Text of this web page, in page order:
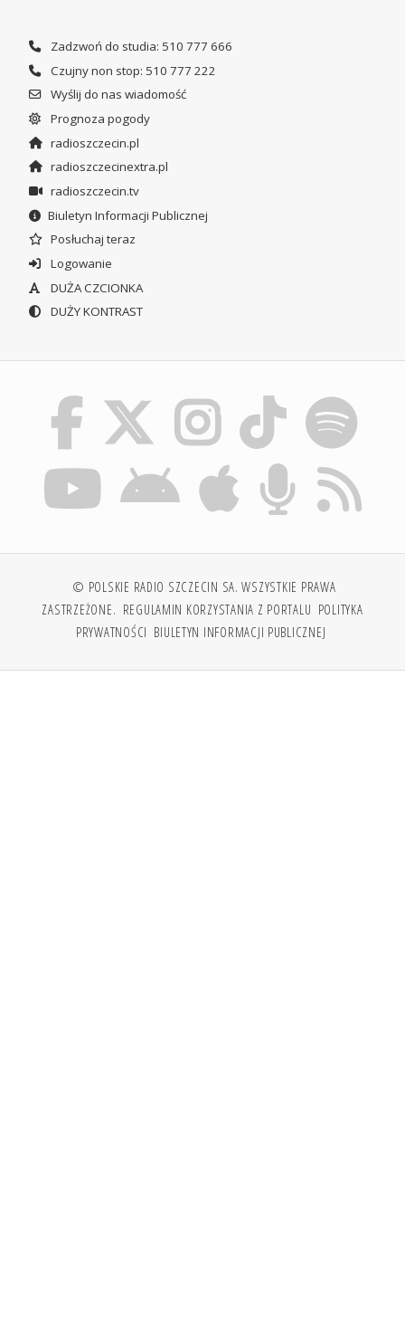
Zadzwoń do studia: 510 777 666
Czujny non stop: 510 777 222
Wyślij do nas wiadomość
Prognoza pogody
radioszczecin.pl
radioszczecinextra.pl
radioszczecin.tv
Biuletyn Informacji Publicznej
Posłuchaj teraz
Logowanie
DUŻA CZCIONKA
DUŻY KONTRAST
© POLSKIE RADIO SZCZECIN SA. WSZYSTKIE PRAWA
ZASTRZEŻONE. REGULAMIN KORZYSTANIA Z PORTALU POLITYKA
PRYWATNOŚCI BIULETYN INFORMACJI PUBLICZNEJ